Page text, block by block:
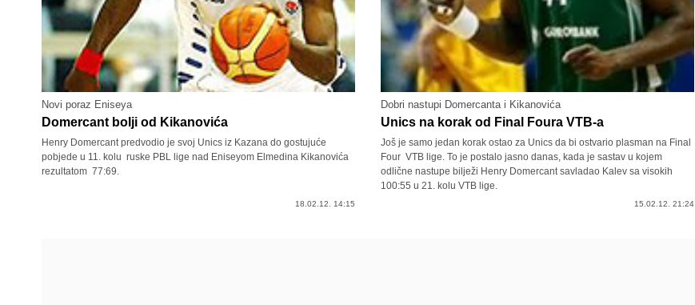
Novi poraz Eniseya
Domercant bolji od Kikanovića
Henry Domercant predvodio je svoj Unics iz Kazana do gostujuće
pobjede u 11. kolu ruske PBL lige nad Eniseyom Elmedina Kikanovića
rezultatom 77:69.
18.02.12. 14:15
Dobri nastupi Domercanta i Kikanovića
Unics na korak od Final Foura VTB-a
Još je samo jedan korak ostao za Unics da bi ostvario plasman na Final
Four VTB lige. To je postalo jasno danas, kada je sastav u kojem
odlične nastupe bilježi Henry Domercant savladao Kalev sa visokih
100:55 u 21. kolu VTB lige.
15.02.12. 21:24